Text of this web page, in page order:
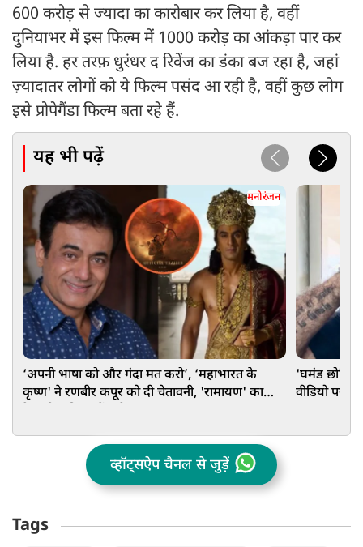
600 करोड़ से ज्यादा का कारोबार कर लिया है, वहीं
दुनियाभर में इस फिल्म में 1000 करोड़ का आंकड़ा पार कर
लिया है. हर तरफ़ धुरंधर द रिवेंज का डंका बज रहा है, जहां
ज़्यादातर लोगों को ये फिल्म पसंद आ रही है, वहीं कुछ लोग
इसे प्रोपेगैंडा फिल्म बता रहे हैं.
यह भी पढ़ें
मनोरंजन
‘अपनी भाषा को और गंदा मत करो’, ‘महाभारत के
कृष्ण' ने रणबीर कपूर को दी चेतावनी, 'रामायण' का
'घमंड
वीडियो पर
व्हॉट्सऐप चैनल से जुड़ें
Tags